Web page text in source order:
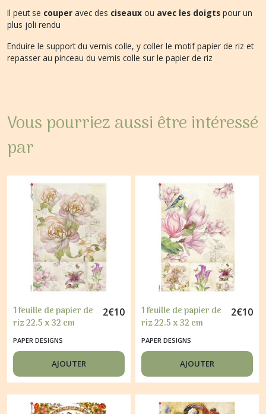
Il peut se couper avec des ciseaux ou avec les doigts pour un
plus joli rendu
Enduire le support du vernis colle, y coller le motif papier de riz et
repasser au pinceau du vernis colle sur le papier de riz
Vous pourriez aussi être intéressé
par
1 feuille de papier de
riz 22.5 x 32 cm
découpage collage
PAPER DESIGNS FLEUR
ROSE 0214
2€10
PAPER DESIGNS
AJOUTER
1 feuille de papier de
riz 22.5 x 32 cm
découpage collage
PAPER DESIGNS FLEUR
ROSE 0215
2€10
PAPER DESIGNS
AJOUTER